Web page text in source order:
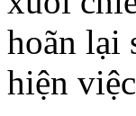
hoãn lại
hiện